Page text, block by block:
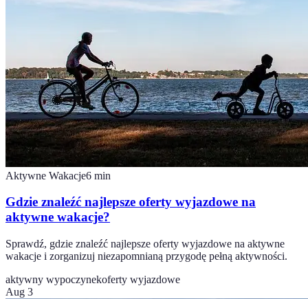
Aktywne Wakacje6 min
Gdzie znaleźć najlepsze oferty wyjazdowe na
aktywne wakacje?
Sprawdź, gdzie znaleźć najlepsze oferty wyjazdowe na aktywne
wakacje i zorganizuj niezapomnianą przygodę pełną aktywności.
aktywny wypoczynekoferty wyjazdowe
Aug 3